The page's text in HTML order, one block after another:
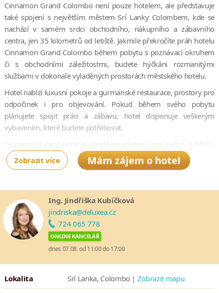
Cinnamon Grand Colombo není pouze hotelem, ale představuje
také spojení s největším městem Srí Lanky Colombem, kde se
nachází v samém srdci obchodního, nákupního a zábavního
centra, jen 35 kilometrů od letiště. Jakmile překročíte práh hotelu
Cinnamon Grand Colombo během pobytu s poznávací okruhem
či s obchodními záležitostmi, budete hýčkáni rozmanitými
službami v dokonale vyladěných prostorách městského hotelu.
Hotel nabízí luxusní pokoje a gurmánské restaurace, prostory pro
odpočinek i pro objevování. Pokud během svého pobytu
plánujete spojit práci a zábavu, hotel disponuje veškerým
vybavením, které budete potřebovat.
Cinnamon Grand Hotel je vhodným místem i pro rodiny s dětmi.
Malým návštěvníkům bude k dispozici místnost plná her.
Zobrazit více Mám zájem o hotel
Ing. Jindřiška Kubíčková
jindriska@deluxea.cz
724 065 778
ONLINE KANCELÁŘ
dnes 07.08. od 11:00 do 17:00
Lokalita Srí Lanka, Colombo | Zobrazit mapu